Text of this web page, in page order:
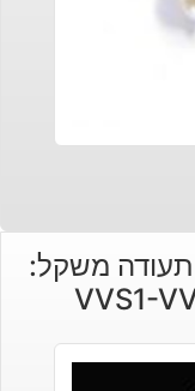
תעודה משקל: